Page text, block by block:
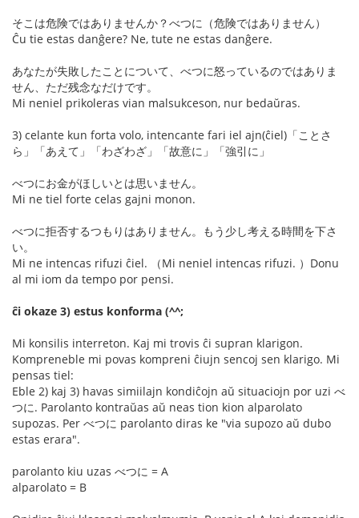
そこは危険ではありませんか？べつに（危険ではありません）
Ĉu tie estas danĝere? Ne, tute ne estas danĝere.
あなたが失敗したことについて、べつに怒っているのではありま
せん、ただ残念なだけです。
Mi neniel prikoleras vian malsukceson, nur bedaŭras.
3) celante kun forta volo, intencante fari iel ajn(ĉiel)「ことさ
ら」「あえて」「わざわざ」「故意に」「強引に」
べつにお金がほしいとは思いません。
Mi ne tiel forte celas gajni monon.
べつに拒否するつもりはありません。もう少し考える時間を下さ
い。
Mi ne intencas rifuzi ĉiel. （Mi neniel intencas rifuzi. ）Donu
al mi iom da tempo por pensi.
ĉi okaze 3) estus konforma (^^;
Mi konsilis interreton. Kaj mi trovis ĉi supran klarigon.
Kompreneble mi povas kompreni ĉiujn sencoj sen klarigo. Mi
pensas tiel:
Eble 2) kaj 3) havas simiilajn kondiĉojn aŭ situaciojn por uzi べ
つに. Parolanto kontraŭas aŭ neas tion kion alparolato
supozas. Per べつに parolanto diras ke "via supozo aŭ dubo
estas erara".
parolanto kiu uzas べつに = A
alparolato = B